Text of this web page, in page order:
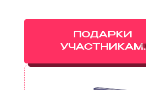
ПОДАРКИ
УЧАСТНИКАМ: